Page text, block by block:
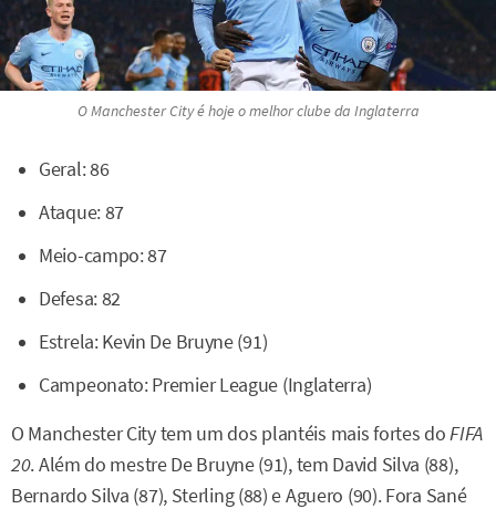
O Manchester City é hoje o melhor clube da Inglaterra
Geral: 86
Ataque: 87
Meio-campo: 87
Defesa: 82
Estrela: Kevin De Bruyne (91)
Campeonato: Premier League (Inglaterra)
O Manchester City tem um dos plantéis mais fortes doFIFA
20. Além do mestre De Bruyne (91), tem David Silva (88),
Bernardo Silva (87), Sterling (88) e Aguero (90). Fora Sané